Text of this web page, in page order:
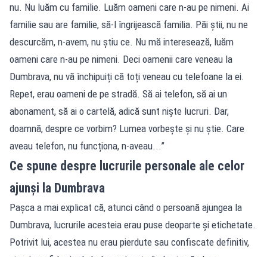
nu. Nu luăm cu familie. Luăm oameni care n-au pe nimeni. Ai
familie sau are familie, să-l îngrijească familia. Păi știi, nu ne
descurcăm, n-avem, nu știu ce. Nu mă interesează, luăm
oameni care n-au pe nimeni. Deci oamenii care veneau la
Dumbrava, nu vă închipuiți că toți veneau cu telefoane la ei.
Repet, erau oameni de pe stradă. Să ai telefon, să ai un
abonament, să ai o cartelă, adică sunt niște lucruri. Dar,
doamnă, despre ce vorbim? Lumea vorbește și nu știe. Care
aveau telefon, nu funcționa, n-aveau...”
Ce spune despre lucrurile personale ale celor
ajunși la Dumbrava
Pașca a mai explicat că, atunci când o persoană ajungea la
Dumbrava, lucrurile acesteia erau puse deoparte și etichetate.
Potrivit lui, acestea nu erau pierdute sau confiscate definitiv,